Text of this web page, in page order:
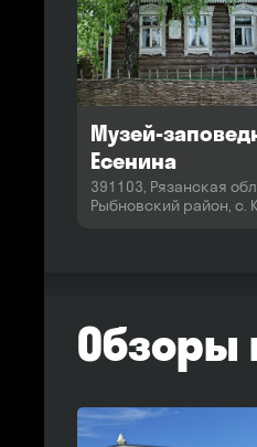
Музей-
Есенина
391103, Рязанская
Рыбновский район, с.
Обзоры